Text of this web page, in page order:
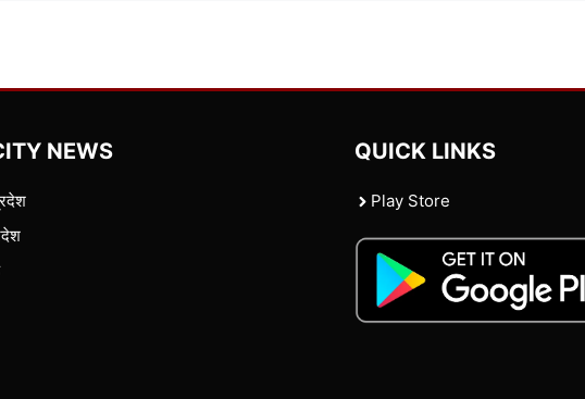
NEWS QUICK LINKS
Play Store